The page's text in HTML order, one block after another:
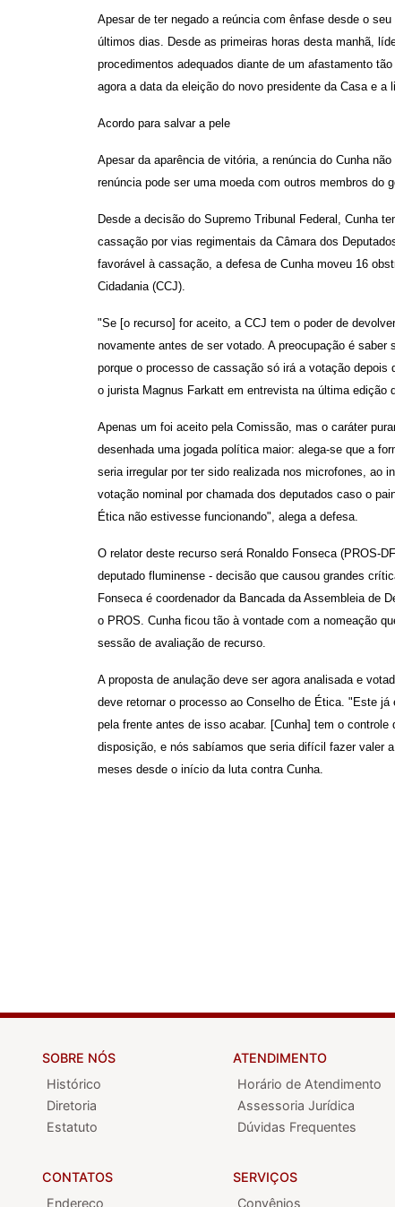
Apesar de ter negado a reúncia com ênfase desde o
últimos dias. Desde as primeiras horas desta manhã,
procedimentos adequados diante de um afastamento
agora a data da eleição do novo presidente da Casa e a
Acordo para salvar a pele
Apesar da aparência de vitória, a renúncia do Cunha
renúncia pode ser uma moeda com outros membros do
Desde a decisão do Supremo Tribunal Federal, Cunha
cassação por vias regimentais da Câmara dos
favorável à cassação, a defesa de Cunha moveu 16
Cidadania (CCJ).
"Se [o recurso] for aceito, a CCJ tem o poder de
novamente antes de ser votado. A preocupação é
porque o processo de cassação só irá a votação
o jurista Magnus Farkatt em entrevista na última edição
Apenas um foi aceito pela Comissão, mas o caráter
desenhada uma jogada política maior: alega-se que a
seria irregular por ter sido realizada nos microfones, ao
votação nominal por chamada dos deputados caso o
Ética não estivesse funcionando", alega a defesa.
O relator deste recurso será Ronaldo Fonseca (PROS-
deputado fluminense - decisão que causou grandes
Fonseca é coordenador da Bancada da Assembleia de
o PROS. Cunha ficou tão à vontade com a nomeação
sessão de avaliação de recurso.
A proposta de anulação deve ser agora analisada e
deve retornar o processo ao Conselho de Ética. "Este
pela frente antes de isso acabar. [Cunha] tem o
disposição, e nós sabíamos que seria difícil fazer valer
meses desde o início da luta contra Cunha.
SOBRE NÓS
Histórico
Diretoria
Estatuto
CONTATOS
Endereço
ATENDIMENTO
Horário de Atendimento
Assessoria Jurídica
Dúvidas Frequentes
SERVIÇOS
Convênios